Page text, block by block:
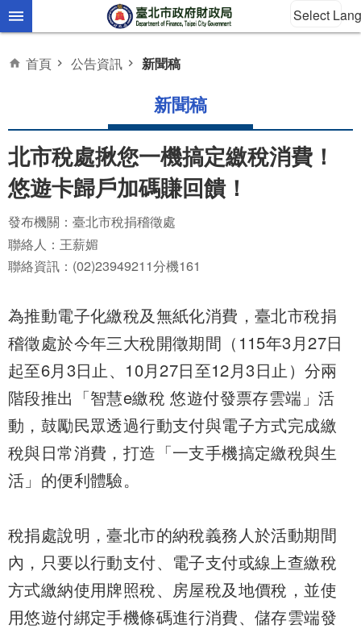
跳到主要內容區塊 Select
首頁 公告資訊 新聞稿
新聞稿
北市稅處揪您一機搞定繳稅消費！
悠遊卡歸戶加碼賺回饋！
發布機關：臺北市稅捐稽徵處
聯絡人：王薪媚
聯絡資訊：(02)23949211分機161
為推動電子化繳稅及無紙化消費，臺北市稅捐
稽徵處於今年三大稅開徵期間（115年3月27日
起至6月3日止、10月27日至12月3日止）分兩
階段推出「智慧e繳稅 悠遊付發票存雲端」活
動，鼓勵民眾透過行動支付與電子方式完成繳
稅與日常消費，打造「一支手機搞定繳稅與生
活」的便利體驗。
稅捐處說明，臺北市的納稅義務人於活動期間
內，只要以行動支付、電子支付或線上查繳稅
方式繳納使用牌照稅、房屋稅及地價稅，並使
用悠遊付綁定手機條碼進行消費、儲存雲端發